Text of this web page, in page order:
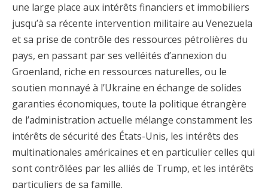
une large place aux intérêts financiers et immobiliers
jusqu’à sa récente intervention militaire au Venezuela
et sa prise de contrôle des ressources pétrolières du
pays, en passant par ses velléités d’annexion du
Groenland, riche en ressources naturelles, ou le
soutien monnayé à l’Ukraine en échange de solides
garanties économiques, toute la politique étrangère
de l’administration actuelle mélange constamment les
intérêts de sécurité des États-Unis, les intérêts des
multinationales américaines et en particulier celles qui
sont contrôlées par les alliés de Trump, et les intérêts
particuliers de sa famille.